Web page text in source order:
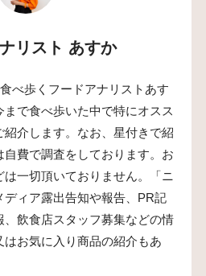
リスト あすか
べ歩くフードアナリストあす
で食べ歩いた中で特にオスス
紹介します。なお、星付きで紹
費で調査をしております。お
一切頂いておりません。「ニ
ディア露出告知や報告、PR記
飲食店スタッフ募集などの情
お気に入り商品の紹介もあ